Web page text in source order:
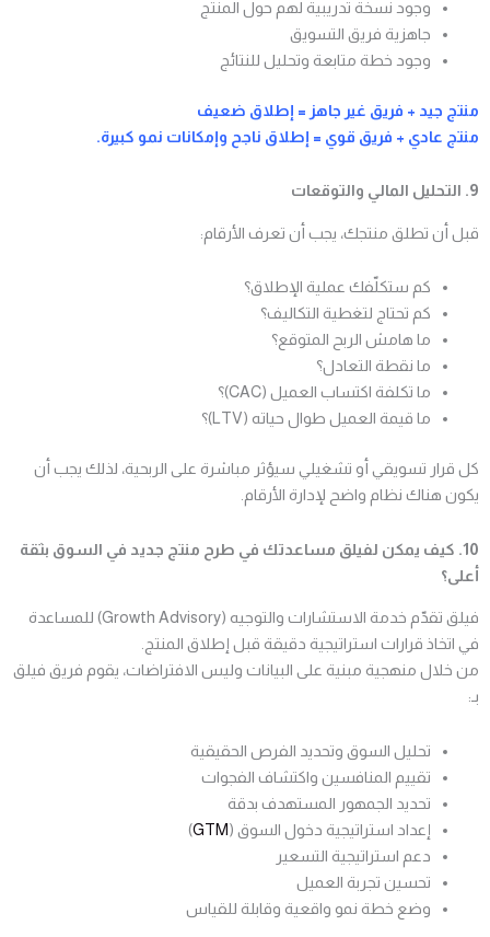
وجود نسخة تدريبية لهم حول المنتج
جاهزية فريق التسويق
وجود خطة متابعة وتحليل للنتائج
منتج جيد + فريق غير جاهز = إطلاق ضعيف
منتج عادي + فريق قوي = إطلاق ناجح وإمكانات نمو كبيرة.
9. التحليل المالي والتوقعات
قبل أن تطلق منتجك، يجب أن تعرف الأرقام:
كم ستكلّفك عملية الإطلاق؟
كم تحتاج لتغطية التكاليف؟
ما هامش الربح المتوقع؟
ما نقطة التعادل؟
ما تكلفة اكتساب العميل (CAC)؟
ما قيمة العميل طوال حياته (LTV)؟
كل قرار تسويقي أو تشغيلي سيؤثر مباشرة على الربحية، لذلك يجب أن
يكون هناك نظام واضح لإدارة الأرقام.
10. كيف يمكن لفيلق مساعدتك في طرح منتج جديد في السوق بثقة
أعلى؟
فيلق تقدّم خدمة الاستشارات والتوجيه (Growth Advisory) للمساعدة
في اتخاذ قرارات استراتيجية دقيقة قبل إطلاق المنتج.
من خلال منهجية مبنية على البيانات وليس الافتراضات، يقوم فريق فيلق
بـ:
تحليل السوق وتحديد الفرص الحقيقية
تقييم المنافسين واكتشاف الفجوات
تحديد الجمهور المستهدف بدقة
إعداد استراتيجية دخول السوق (GTM
)
دعم استراتيجية التسعير
تحسين تجربة العميل
وضع خطة نمو واقعية وقابلة للقياس